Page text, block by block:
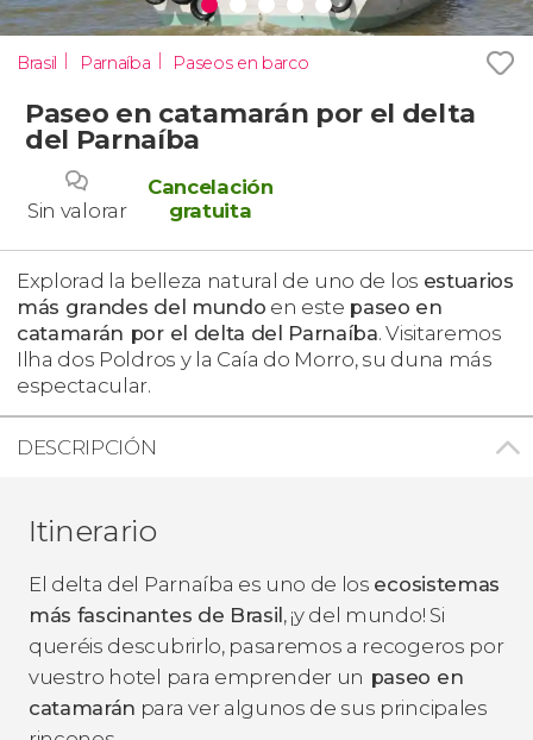
Brasil Parnaíba Paseos en barco
Paseo en catamarán por el delta
del Parnaíba
Sin valorar
Cancelación
gratuita
Explorad la belleza natural de uno de los estuarios
más grandes del mundo en este paseo en
catamarán por el delta del Parnaíba. Visitaremos
Ilha dos Poldros y la Caía do Morro, su duna más
espectacular.
DESCRIPCIÓN
Itinerario
El delta del Parnaíba es uno de los ecosistemas
más fascinantes de Brasil , ¡y del mundo! Si
queréis descubrirlo, pasaremos a recogeros por
vuestro hotel para emprender un paseo en
catamarán para ver algunos de sus principales